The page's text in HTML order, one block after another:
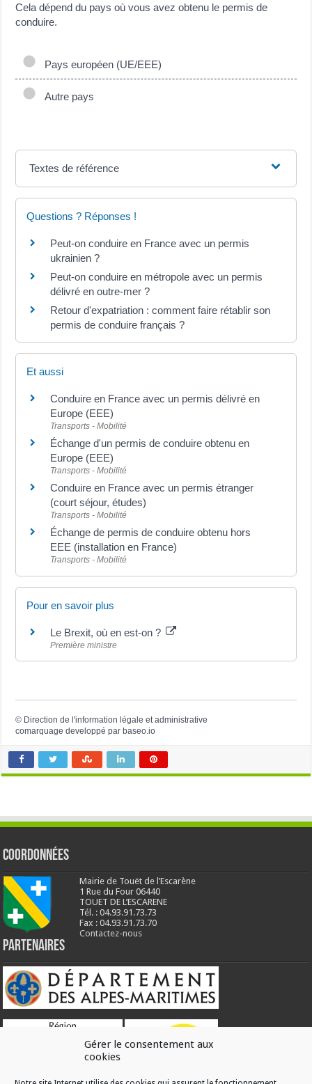
Gérer le consentement aux
cookies
Cela dépend du pays où vous avez obtenu le permis de
conduire.
Pays européen (UE/EEE)
Autre pays
Textes de référence
Questions ? Réponses !
Peut-on conduire en France avec un permis
ukrainien ?
Peut-on conduire en métropole avec un permis
délivré en outre-mer ?
Retour d'expatriation : comment faire rétablir son
permis de conduire français ?
Et aussi
Conduire en France avec un permis délivré en
Europe (EEE)
Transports - Mobilité
Échange d'un permis de conduire obtenu en
Europe (EEE)
Transports - Mobilité
Conduire en France avec un permis étranger
(court séjour, études)
Transports - Mobilité
Échange de permis de conduire obtenu hors
EEE (installation en France)
Transports - Mobilité
Pour en savoir plus
Le Brexit, où en est-on ?
Première ministre
© Direction de l'information légale et administrative
comarquage developpé parbaseo.io
Coordonnées
Mairie de Touët de l’Escarène
1 Rue du Four 06440
TOUET DE L’ESCARENE
Tél. : 04.93.91.73.73
Fax : 04.93.91.73.70
Contactez-nous
Partenaires